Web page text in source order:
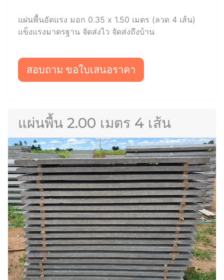
แผ่นพื้นอัดแรง มอก 0.35 x 1.50 เมตร (ลวด 4 เส้น)
แข็งแรงมาตรฐาน จัดส่งไว จัดส่งถึงบ้าน
สอบถาม ขอใบเสนอราคา
แผ่นพื้น 2.00 เมตร 4 เส้น